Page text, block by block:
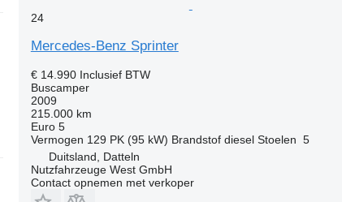
24
Mercedes-Benz Sprinter
€ 14.990 Inclusief BTW
Buscamper
2009
215.000 km
Euro 5
Vermogen 129 PK (95 kW) Brandstof diesel Stoelen 5
Duitsland, Datteln
Nutzfahrzeuge West GmbH
Contact opnemen met verkoper